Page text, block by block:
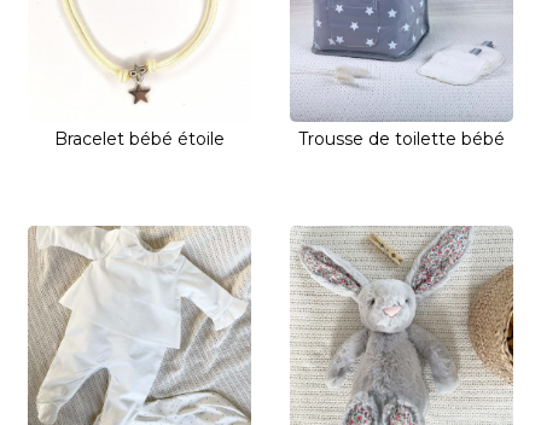
Bracelet bébé étoile Trousse de toilette bébé